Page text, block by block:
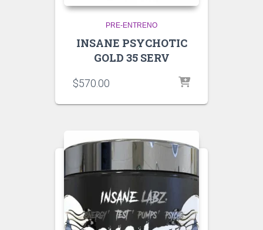
PRE-ENTRENO
INSANE PSYCHOTIC
GOLD 35 SERV
$570.00